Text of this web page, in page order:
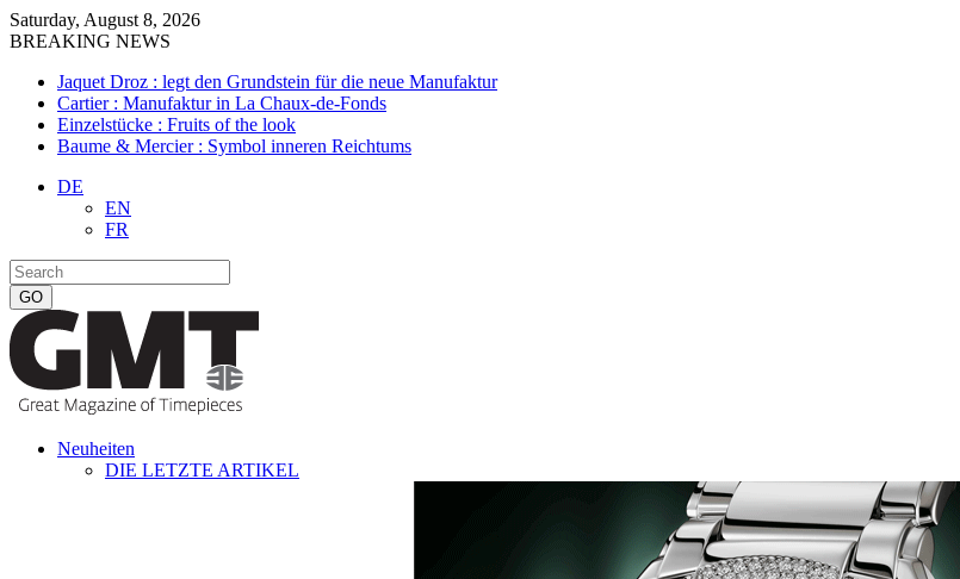
Saturday, August 8, 2026
BREAKING NEWS
Jaquet Droz : legt den Grundstein für die neue Manufaktur
Cartier : Manufaktur in La Chaux-de-Fonds
Einzelstücke : Fruits of the look
Baume & Mercier : Symbol inneren Reichtums
DE
EN
FR
Neuheiten
DIE LETZTE ARTIKEL